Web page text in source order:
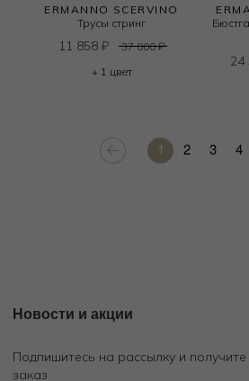
ERMANNO SCERVINO
Трусы стринг
11 858 ₽ 37 000₽
+ 1 цвет
24
1 2 3 4
Новости и акции
Подпишитесь на рассылку и получите
заказ